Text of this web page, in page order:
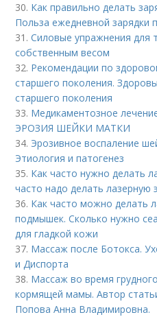
30. Как правильно делать
Польза ежедневной зарядки
31.Силовые упражнения для
собственным весом
32. Рекомендации по
старшего поколения.
старшего поколения
33. Медикаментозное
ЭРОЗИЯ ШЕЙКИ МАТКИ
34. Эрозивное воспаление
Этиология и патогенез
35. Как часто нужно делать
часто надо делать лазерную
36. Как часто можно делать
подмышек. Сколько нужно
для гладкой кожи
37. Массаж после Ботокса.
и Диспорта
38. Массаж во время
кормящей мамы. Автор
Попова Анна Владимировна.